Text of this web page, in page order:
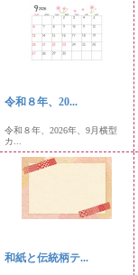
令和８年、20...
令和８年、2026年、9月横型
カ...
和紙と伝統柄テ...